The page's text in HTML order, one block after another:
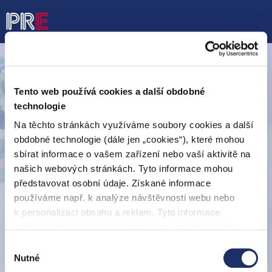
Tento web používá cookies a další obdobné
technologie
Na těchto stránkách využíváme soubory cookies a další
obdobné technologie (dále jen „cookies“), které mohou
sbírat informace o vašem zařízení nebo vaší aktivitě na
našich webových stránkách. Tyto informace mohou
představovat osobní údaje. Získané informace
používáme např. k analýze návštěvnosti webu nebo
k personalizaci obsahu a reklam. Tyto informace
s dalšími informacemi, které jste jim poskytli nebo které
souhlasu
Nutné
Společnost PREměření, a. s., byla rozdělena na dvě
samostatné společnosti.
Obě společnosti jsou nadále součástí Skupiny PRE.
PREenergo, a. s.
Energetické služby a
elektroinstalační práce
pro domácnosti a firmy,
prodej a půjčování
obnovitelných zdrojů
www.preenergo.cz